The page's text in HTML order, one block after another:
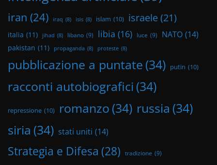
iran (24) iraq (8) isis (8) islam (10) israele(21)
italia (11) jihad (8) libano (9) libia (16) luce (9) NATO (14)
pakistan (11) propaganda (8) proteste (8)
pubblicazione a puntate (34) putin (10)
racconti autobiografici (34)
repressione (10) romanzo (34) russia (34)
siria (34) stati uniti (14)
Strategia e Difesa (28) tradizione (9)